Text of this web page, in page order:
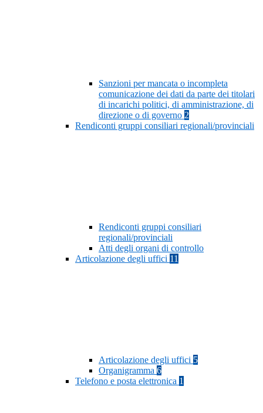
Sanzioni per mancata o incompleta
comunicazione dei dati da parte dei titolari
di incarichi politici, di amministrazione, di
direzione o di governo 2
Rendiconti gruppi consiliari regionali/provinciali
Rendiconti gruppi consiliari
regionali/provinciali
Atti degli organi di controllo
Articolazione degli uffici 11
Articolazione degli uffici 5
Organigramma 6
Telefono e posta elettronica 1